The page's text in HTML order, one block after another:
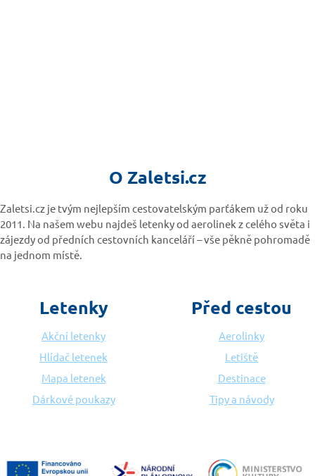
O Zaletsi.cz
Zaletsi.cz je tvým nejlepším cestovatelským parťákem už od roku
2011. Na našem webu najdeš letenky od aerolinek z celého světa i
zájezdy od předních cestovních kanceláří – vše pěkně pohromadě
na jednom místě.
Letenky
Akční letenky
Hlídač letenek
Mapa letenek
Dárkové poukazy
Před cestou
Aerolinky
Letiště
Destinace
Tipy a návody